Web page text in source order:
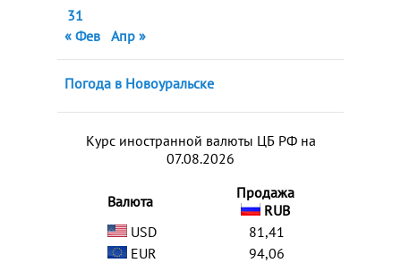
31
« Фев Апр »
Погода в Новоуральске
Курс иностранной валюты ЦБ РФ на
07.08.2026
Валюта
Продажа
RUB
USD
81,41
EUR
94,06